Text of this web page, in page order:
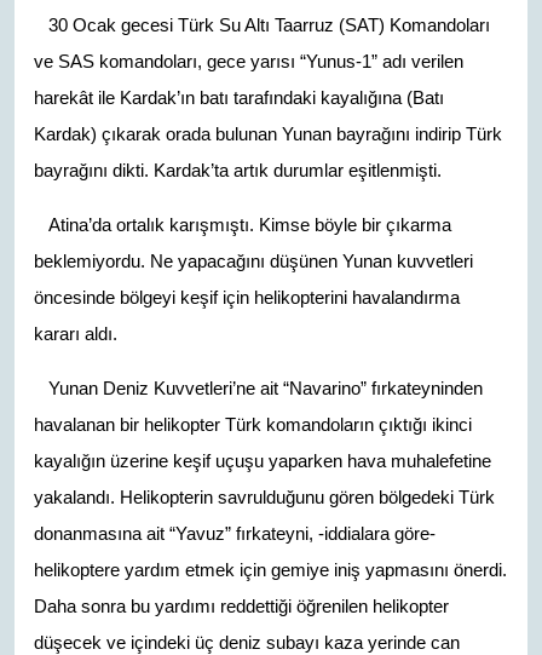
30 Ocak gecesi Türk Su Altı Taarruz (SAT) Komandoları
ve SAS komandoları, gece yarısı “Yunus-1” adı verilen
harekât ile Kardak’ın batı tarafındaki kayalığına (Batı
Kardak) çıkarak orada bulunan Yunan bayrağını indirip Türk
bayrağını dikti. Kardak’ta artık durumlar eşitlenmişti.
Atina’da ortalık karışmıştı. Kimse böyle bir çıkarma
beklemiyordu. Ne yapacağını düşünen Yunan kuvvetleri
öncesinde bölgeyi keşif için helikopterini havalandırma
kararı aldı.
Yunan Deniz Kuvvetleri’ne ait “Navarino” fırkateyninden
havalanan bir helikopter Türk komandoların çıktığı ikinci
kayalığın üzerine keşif uçuşu yaparken hava muhalefetine
yakalandı. Helikopterin savrulduğunu gören bölgedeki Türk
donanmasına ait “Yavuz” fırkateyni, -iddialara göre-
helikoptere yardım etmek için gemiye iniş yapmasını önerdi.
Daha sonra bu yardımı reddettiği öğrenilen helikopter
düşecek ve içindeki üç deniz subayı kaza yerinde can